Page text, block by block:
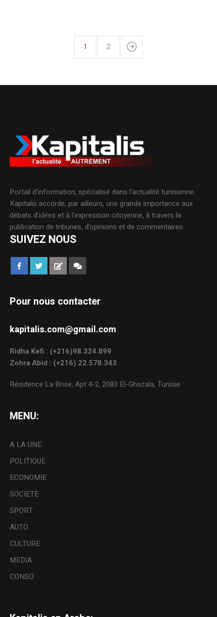
1 2
Portail d’information, spécialisé dans l’actualité tunisienne.
Kapitalis accorde, par ailleurs, une grande importance aux
débats d’idées et à l’expression citoyenne, à travers la
publication de tribunes, d’opinions et de commentaires.
SUIVEZ NOUS
Pour nous contacter
kapitalis.com@gmail.com
Ridha Kefi : (+216)98.324.899
Zohra Abid : (+216) 22.578.343
Résidence La Brise, Apt 4-2, 2083 El-Ghazala, Tunisie.
MENU:
A LA UNE
POLITIQUE
ECONOMIE
SOCIETE
SPORT
AUTO
CULTURE
MEDIA
CONSO